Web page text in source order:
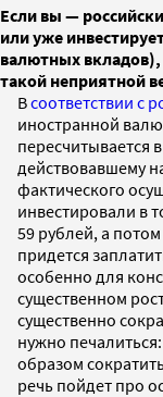
Если вы —
или уже
валютных вкладов),
такой неприятной
Всоответствии с
иностранной
пересчитывается
действовавшему
фактического
инвестировали в
59 рублей, а
придется
особенно для
существенном
существенно
нужно
образом
речь пойдет про